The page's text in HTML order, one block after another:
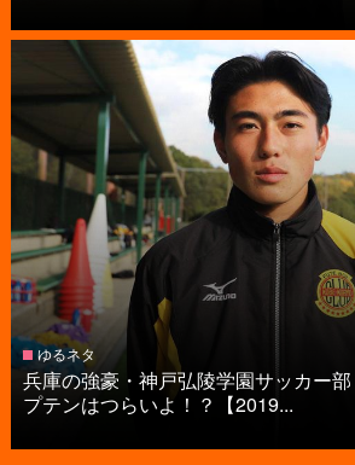
ゆるネタ
兵庫の強豪・神戸弘陵学園サッカー
プテンはつらいよ！？【2019...